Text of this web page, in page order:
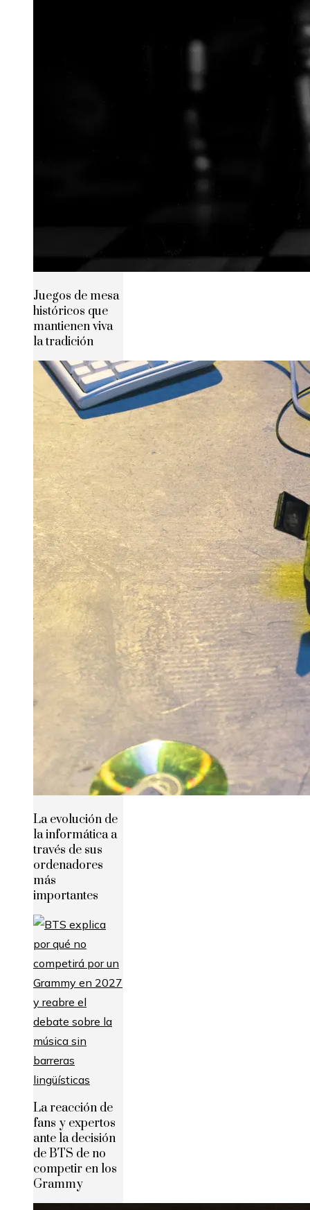
Juegos de mesa
históricos que
mantienen viva
la tradición
La evolución de
la informática a
través de sus
ordenadores
más
importantes
La reacción de
fans y expertos
ante la decisión
de BTS de no
competir en los
Grammy